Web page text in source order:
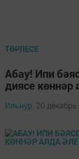
ТӨРЛЕСЕ
Абау! Ипи
диясе көннәр
Ильнур, 20